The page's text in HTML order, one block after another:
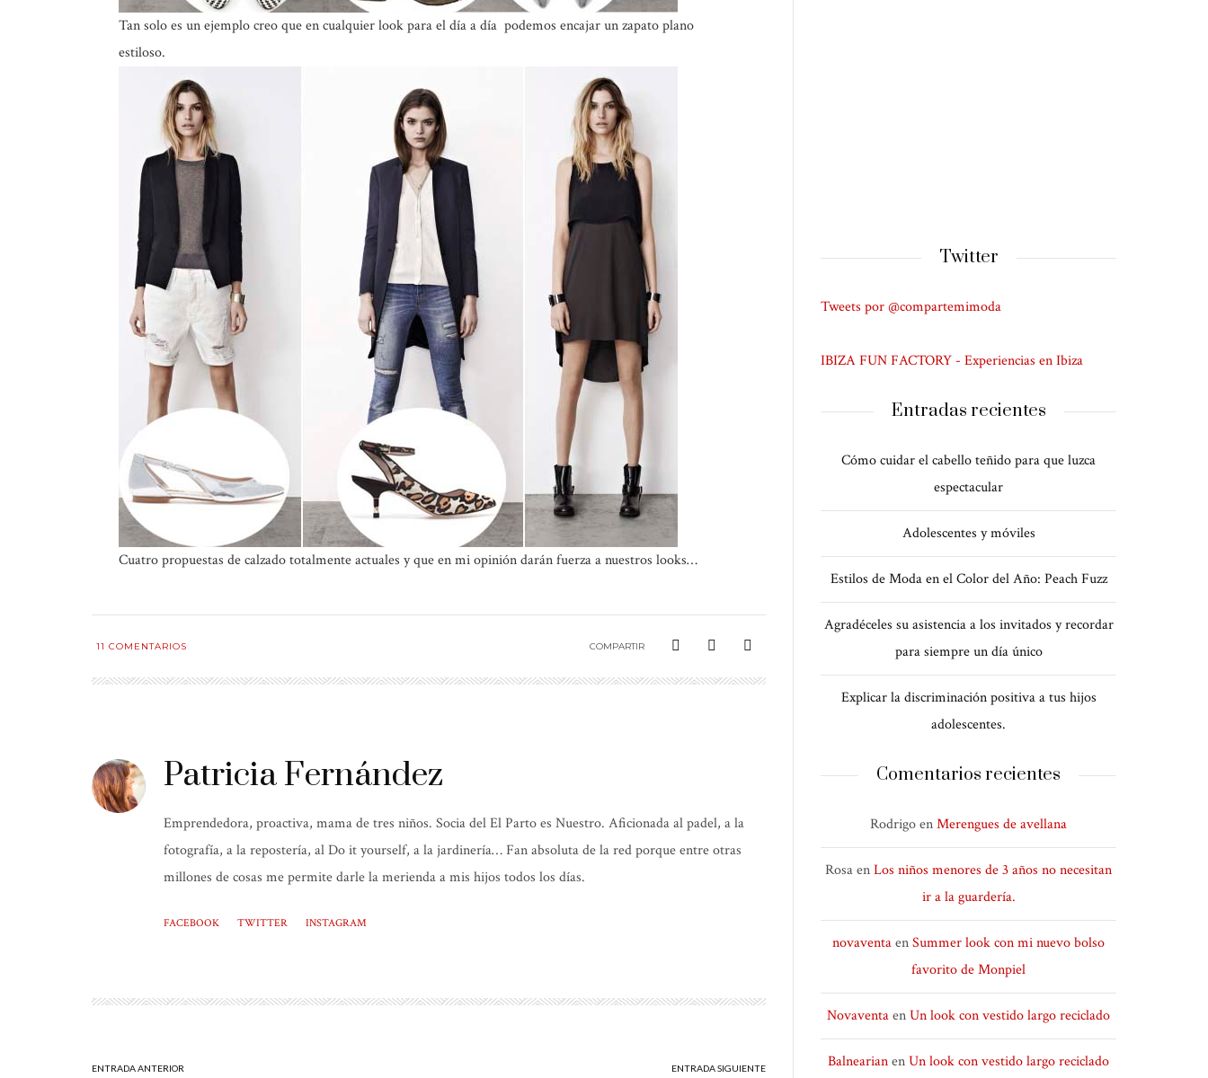
Tan solo es un ejemplo creo que en cualquier look para el día a día podemos encajar un zapato plano
estiloso.
Cuatro propuestas de calzado totalmente actuales y que en mi opinión darán fuerza a nuestros looks…
11 COMENTARIOS COMPARTIR
Patricia Fernández
Emprendedora, proactiva, mama de tres niños. Socia del El Parto es Nuestro. Aficionada al padel, a la
fotografía, a la repostería, al Do it yourself, a la jardinería… Fan absoluta de la red porque entre otras
millones de cosas me permite darle la merienda a mis hijos todos los días.
FACEBOOK TWITTER INSTAGRAM
ENTRADA ANTERIOR ENTRADA SIGUIENTE
Twitter
Tweets por @compartemimoda
IBIZA FUN FACTORY - Experiencias en Ibiza
Entradas recientes
Cómo cuidar el cabello teñido para que luzca
espectacular
Adolescentes y móviles
Estilos de Moda en el Color del Año: Peach Fuzz
Agradéceles su asistencia a los invitados y recordar
para siempre un día único
Explicar la discriminación positiva a tus hijos
adolescentes.
Comentarios recientes
RodrigoenMerengues de avellana
RosaenLos niños menores de 3 años no necesitan
ir a la guardería.
novaventaenSummer look con mi nuevo bolso
favorito de Monpiel
NovaventaenUn look con vestido largo reciclado
BalnearianenUn look con vestido largo reciclado